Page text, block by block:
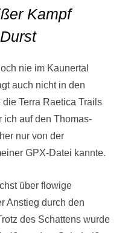
Kampf
nie im Kaunertal
auch nicht in den
Terra Raetica Trails
ich auf den Thomas-
nur von der
GPX-Datei kannte.
über flowige
Anstieg durch den
des Schattens wurde